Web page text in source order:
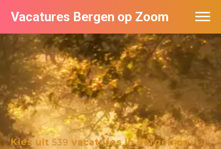
Vacatures Bergen op Zoom
Kies uit539 vacatures in Bergen op
Vacatures per bedrijf
De populairste vacatures in Bergen op
Zoom